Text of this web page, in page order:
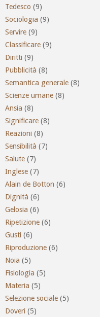
Tedesco (9)
Sociologia (9)
Servire (9)
Classificare (9)
Diritti (9)
Pubblicità (8)
Semantica generale (8)
Scienze umane (8)
Ansia (8)
Significare (8)
Reazioni (8)
Sensibilità (7)
Salute (7)
Inglese (7)
Alain de Botton (6)
Dignità (6)
Gelosia (6)
Ripetizione (6)
Gusti (6)
Riproduzione (6)
Noia (5)
Fisiologia (5)
Materia (5)
Selezione sociale (5)
Doveri (5)